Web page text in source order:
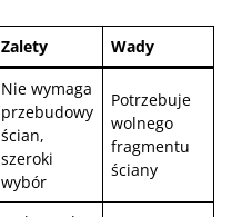
Zalety Wady
Nie wymaga
przebudowy
ścian,
szeroki
wybór
Potrzebuje
wolnego
fragmentu
ściany